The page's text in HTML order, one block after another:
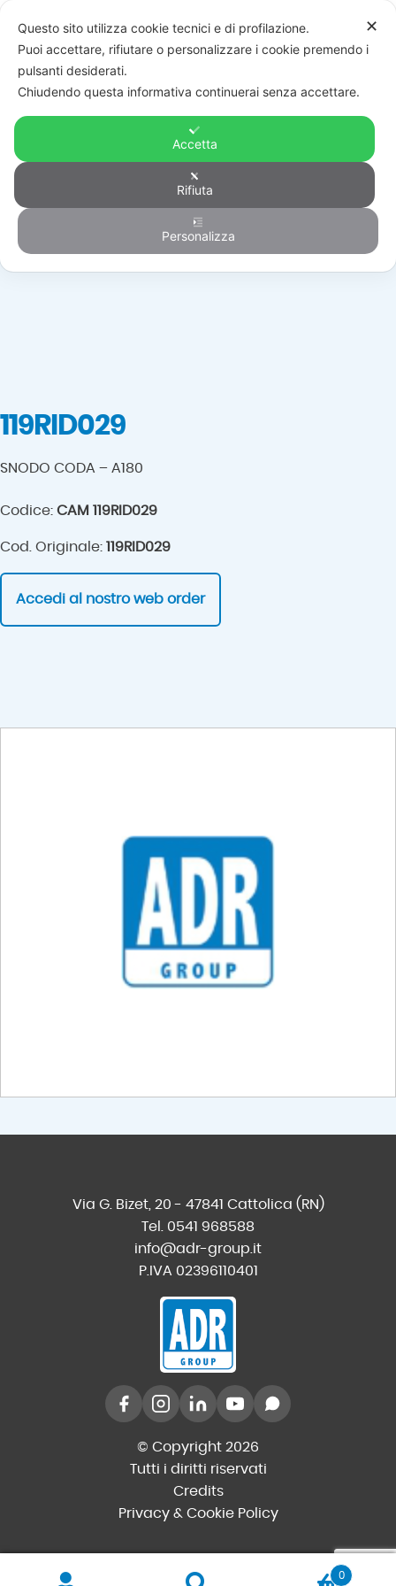
Generico
119RID029
SNODO CODA – A180
Codice: CAM 119RID029
Cod. Originale: 119RID029
Accedi al nostro web order
Via G. Bizet, 20 - 47841 Cattolica (RN)
Tel. 0541 968588
info@adr-group.it
P.IVA 02396110401
© Copyright 2026
Tutti i diritti riservati
Credits
Privacy & Cookie Policy
0
✕
Questo sito utilizza cookie tecnici e di profilazione.
Puoi accettare, rifiutare o personalizzare i cookie premendo i
pulsanti desiderati.
Chiudendo questa informativa continuerai senza accettare.
Accetta
Rifiuta
Personalizza